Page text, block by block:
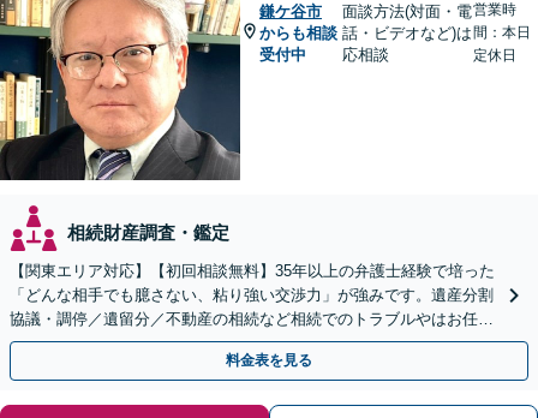
鎌ケ谷市
からも相談
受付中
面談方法(対面・電
話・ビデオなど)は
応相談
営業時
間：本日
定休日
相続財産調査・鑑定
【関東エリア対応】【初回相談無料】35年以上の弁護士経験で培った
「どんな相手でも臆さない、粘り強い交渉力」が強みです。遺産分割
協議・調停／遺留分／不動産の相続など相続でのトラブルやはお任せ
ください。遺言書や生前贈与など生前対策にも注力
料金表を見る